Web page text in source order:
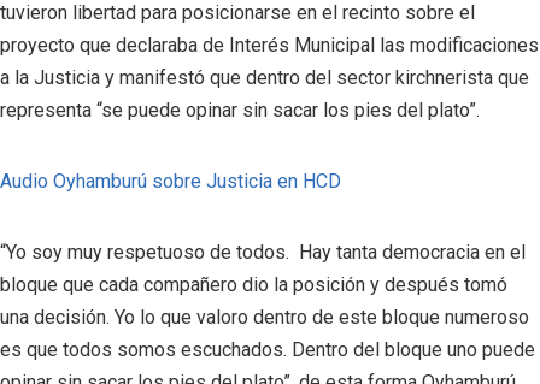
tuvieron libertad para posicionarse en el recinto sobre el
proyecto que declaraba de Interés Municipal las modificaciones
a la Justicia y manifestó que dentro del sector kirchnerista que
representa “se puede opinar sin sacar los pies del plato”.
Audio Oyhamburú sobre Justicia en HCD
“Yo soy muy respetuoso de todos. Hay tanta democracia en el
bloque que cada compañero dio la posición y después tomó
una decisión. Yo lo que valoro dentro de este bloque numeroso
es que todos somos escuchados. Dentro del bloque uno puede